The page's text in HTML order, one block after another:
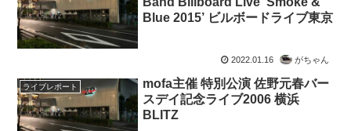
Blue 2015’ ビルボードライブ東京
2022.01.16 がちゃん
ライブレポート
mofa主催 特別公演 佐野元春バー
スデイ記念ライブ2006 横浜
BLITZ